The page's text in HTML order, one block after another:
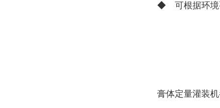
◆ 可根据环境
膏体定量灌装